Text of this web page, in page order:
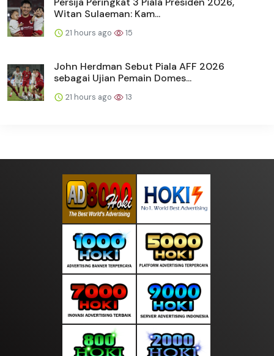
Witan Sulaeman: Kam...
21 hours ago 15
John Herdman Sebut Piala AFF 2026
sebagai Ujian Pemain Domes...
21 hours ago 13